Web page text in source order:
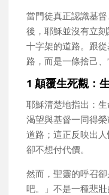
當門徒真正認識基
後，耶穌並沒有立
十字架的道路。跟
路，而是一條捨己、
1️ 顛覆生死觀：
耶穌清楚地指出：
渴望與基督一同得
道路；這正反映出
卻不想付代價。
然而，聖靈的呼召
吧。」不是一種悲